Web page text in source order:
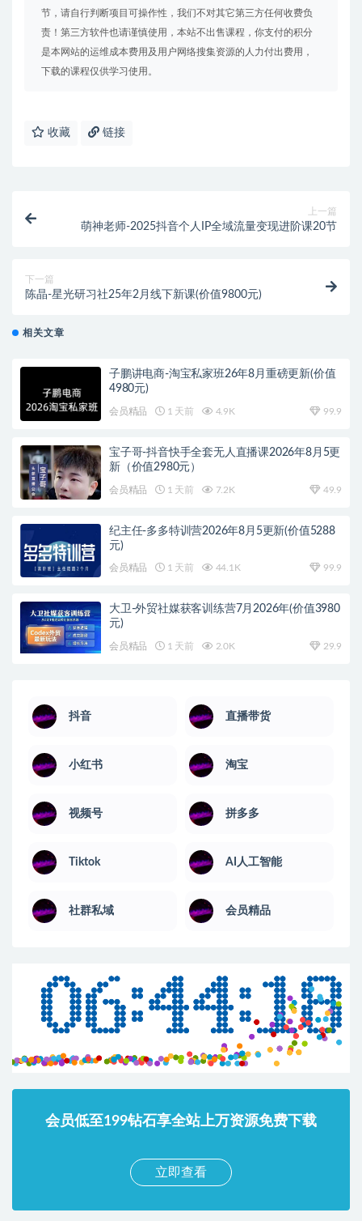
节，请自行判断项目可操作性，我们不对其它第三方任何收费负
责！第三方软件也请谨慎使用，本站不出售课程，你支付的积分
是本网站的运维成本费用及用户网络搜集资源的人力付出费用，
下载的课程仅供学习使用。
收藏 链接
上一篇
萌神老师-2025抖音个人IP全域流量变现进阶课20节
下一篇
陈晶-星光研习社25年2月线下新课(价值9800元)
相关文章
子鹏讲电商-淘宝私家班26年8月重磅更新(价值
4980元)
会员精品 1 天前 4.9K 99.9
宝子哥-抖音快手全套无人直播课2026年8月5更
新（价值2980元）
会员精品 1 天前 7.2K 49.9
纪主任-多多特训营2026年8月5更新(价值5288
元)
会员精品 1 天前 44.1K 99.9
大卫-外贸社媒获客训练营7月2026年(价值3980
元)
会员精品 1 天前 2.0K 29.9
抖音 直播带货
小红书 淘宝
视频号 拼多多
Tiktok AI人工智能
社群私域 会员精品
会员低至199钻石享全站上万资源免费下载
立即查看